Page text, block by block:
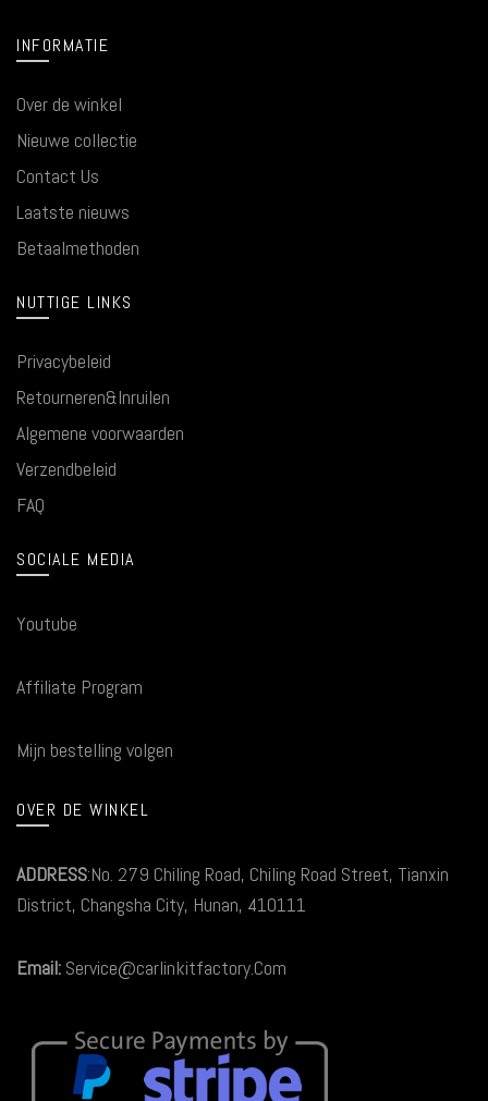
INFORMATIE
Over de winkel
Nieuwe collectie
Contact Us
Laatste nieuws
Betaalmethoden
NUTTIGE LINKS
Privacybeleid
Retourneren&Inruilen
Algemene voorwaarden
Verzendbeleid
FAQ
SOCIALE MEDIA
Youtube
Affiliate Program
Mijn bestelling volgen
OVER DE WINKEL
ADDRESS:No. 279 Chiling Road, Chiling Road Street, Tianxin
District, Changsha City, Hunan, 410111
Email: Service@carlinkitfactory.Com